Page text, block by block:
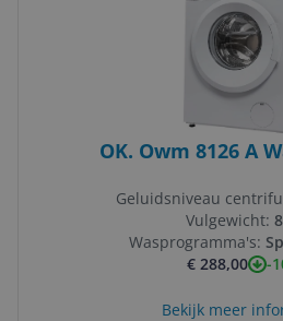
OK. Owm 8126 A
Geluidsniveau
Vulgewicht:
Wasprogramma's:
€ 288,00
-
Bekijk meer